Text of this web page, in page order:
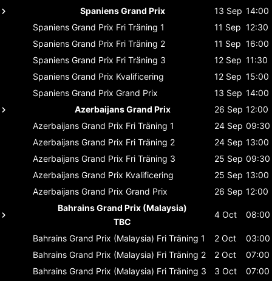
Spaniens Grand Prix
13 Sep 14:00
Spaniens Grand Prix Fri Träning 1 11 Sep 12:30
Spaniens Grand Prix Fri Träning 2 11 Sep 16:00
Spaniens Grand Prix Fri Träning 3 12 Sep 11:30
Spaniens Grand Prix Kvalificering 12 Sep 15:00
Spaniens Grand Prix Grand Prix 13 Sep 14:00
Azerbaijans Grand Prix
26 Sep 12:00
Azerbaijans Grand Prix Fri Träning 1 24 Sep 09:30
Azerbaijans Grand Prix Fri Träning 2 24 Sep 13:00
Azerbaijans Grand Prix Fri Träning 3 25 Sep 09:30
Azerbaijans Grand Prix Kvalificering 25 Sep 13:00
Azerbaijans Grand Prix Grand Prix 26 Sep 12:00
Bahrains Grand Prix (Malaysia)
TBC
4 Oct 08:00
Bahrains Grand Prix (Malaysia) Fri Träning 1 2 Oct
03:00
Bahrains Grand Prix (Malaysia) Fri Träning 2 2 Oct
07:00
Bahrains Grand Prix (Malaysia) Fri Träning 3 3 Oct
07:00